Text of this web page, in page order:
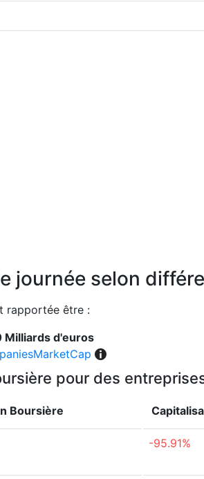
journée selon
rapportée être :
Milliards d'euros
pour des
Boursière
-95.91%